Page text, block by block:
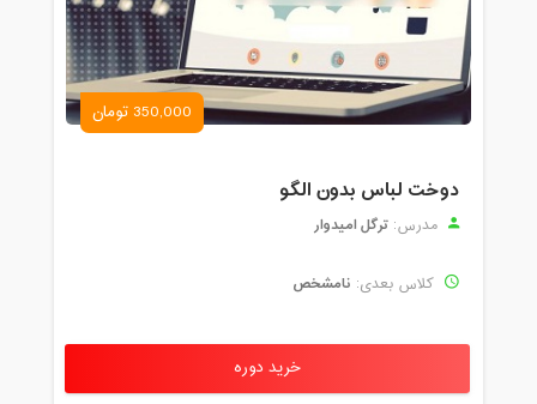
350,000 تومان
دوخت لباس بدون الگو
مدرس: ترگل امیدوار
کلاس بعدی: نامشخص
خرید دوره